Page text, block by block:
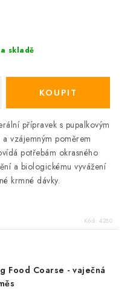
skladě
přípravek s pupalkovým
vzájemným poměrem
potřebám okrasného
a biologickému vyvážení
krmné dávky.
Kód: 4280
Food Coarse - vaječná